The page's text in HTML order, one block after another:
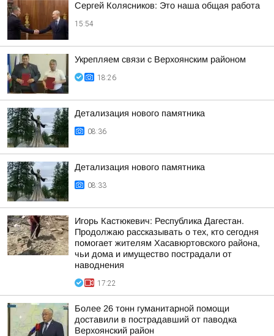
Сергей Колясников: Это наша общая работа
15:54
Укрепляем связи с Верхоянским районом
18:26
Детализация нового памятника
08:36
Детализация нового памятника
08:33
Игорь Кастюкевич: Республика Дагестан.
Продолжаю рассказывать о тех, кто сегодня
помогает жителям Хасавюртовского района,
чьи дома и имущество пострадали от
наводнения
17:22
Более 26 тонн гуманитарной помощи
доставили в пострадавший от паводка
Верхоянский район